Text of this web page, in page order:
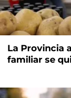
La Provincia
familiar se